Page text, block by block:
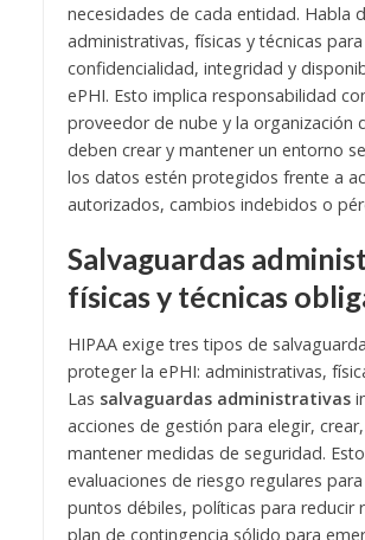
necesidades de cada entidad. Habla
administrativas, físicas y técnicas
confidencialidad, integridad y
ePHI. Esto implica responsabilidad
proveedor de nube y la organización
deben crear y mantener un entorno
los datos estén protegidos frente a
autorizados, cambios indebidos o
Salvaguardas
físicas y técnicas
HIPAA exige tres tipos de
proteger la ePHI: administrativas,
Las salvaguardas administrativas
acciones de gestión para elegir,
mantener medidas de seguridad.
evaluaciones de riesgo regulares
puntos débiles, políticas para reducir
plan de contingencia sólido para